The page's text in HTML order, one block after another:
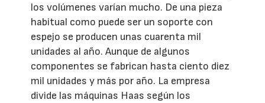
los volúmenes varían mucho. De una pieza
habitual como puede ser un soporte con
espejo se producen unas cuarenta mil
unidades al año. Aunque de algunos
componentes se fabrican hasta ciento diez
mil unidades y más por año. La empresa
divide las máquinas Haas según los